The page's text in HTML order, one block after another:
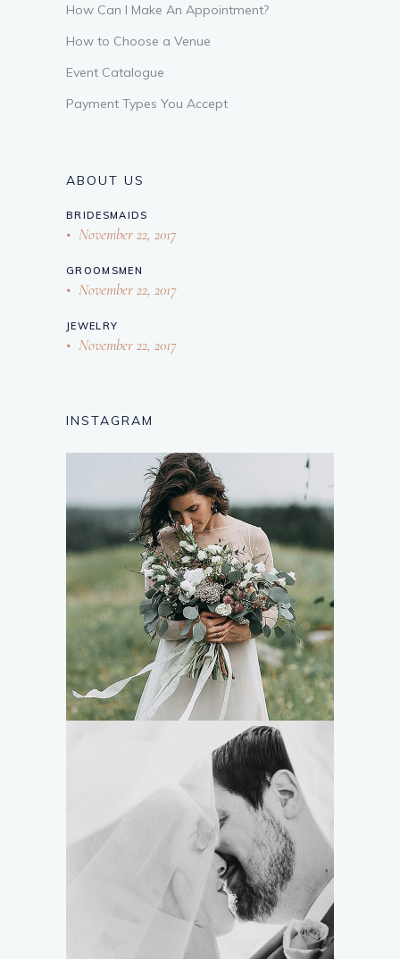
How Can I Make An Appointment?
How to Choose a Venue
Event Catalogue
Payment Types You Accept
ABOUT US
BRIDESMAIDS
November 22, 2017
GROOMSMEN
November 22, 2017
JEWELRY
November 22, 2017
INSTAGRAM